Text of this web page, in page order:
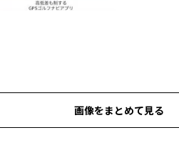
画像をまとめて見る